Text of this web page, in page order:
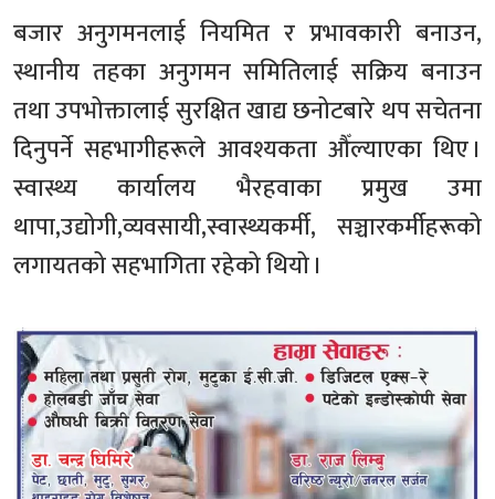
बजार अनुगमनलाई नियमित र प्रभावकारी बनाउन,
स्थानीय तहका अनुगमन समितिलाई सक्रिय बनाउन
तथा उपभोक्तालाई सुरक्षित खाद्य छनोटबारे थप सचेतना
दिनुपर्ने सहभागीहरूले आवश्यकता औँल्याएका थिए ।
स्वास्थ्य कार्यालय भैरहवाका प्रमुख उमा
थापा,उद्योगी,व्यवसायी,स्वास्थ्यकर्मी, सञ्चारकर्मीहरूको
लगायतको सहभागिता रहेको थियो ।